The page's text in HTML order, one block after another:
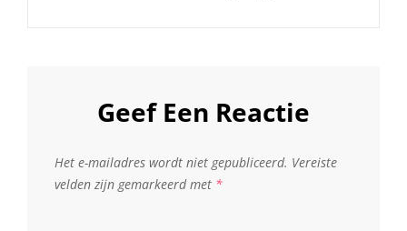
Geef Een Reactie
Het e-mailadres wordt niet gepubliceerd. Vereiste
velden zijn gemarkeerd met *